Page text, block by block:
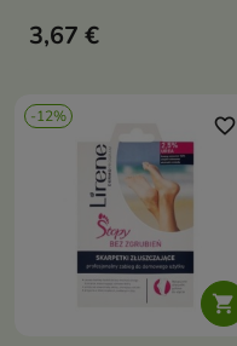
3,67 €
-12%

favorite_border